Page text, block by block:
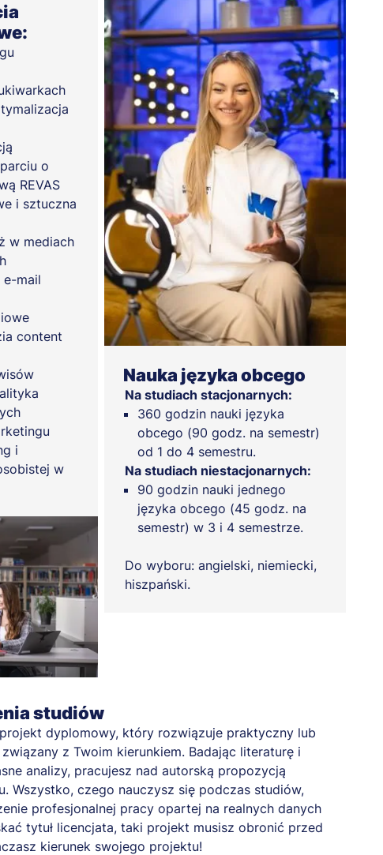
o
REVAS
i sztuczna
w mediach
e-mail
content
i
w
Nauka języka obcego
Na studiach stacjonarnych:
360 godzin nauki języka
obcego (90 godz. na semestr)
od 1 do 4 semestru.
Na studiach niestacjonarnych:
90 godzin nauki jednego
języka obcego (45 godz. na
semestr) w 3 i 4 semestrze.
Do wyboru: angielski, niemiecki,
hiszpański.
studiów
dyplomowy, który rozwiązuje praktyczny lub
z Twoim kierunkiem. Badając literaturę i
analizy, pracujesz nad autorską propozycją
Wszystko, czego nauczysz się podczas studiów,
profesjonalnej pracy opartej na realnych danych
tytuł licencjata, taki projekt musisz obronić przed
kierunek swojego projektu!